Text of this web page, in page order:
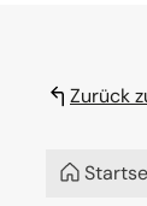
Zurück